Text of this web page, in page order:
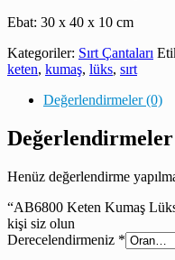
Ebat: 30 x 40 x 10 cm
Kategoriler: Sırt Çantaları
keten, kumaş, lüks, sırt
Değerlendirmeler (0)
Değerlendirmeler
Henüz değerlendirme
“AB6800 Keten Kumaş
kişi siz olun
Derecelendirmeniz *